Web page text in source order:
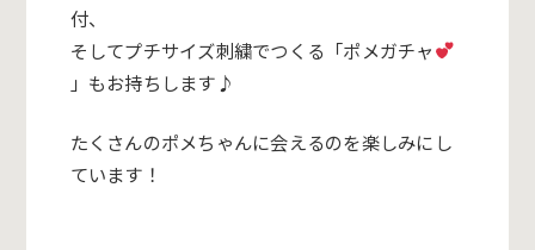
付、
そしてプチサイズ刺繍でつくる「ポメガチャ
」もお持ちします♪
たくさんのポメちゃんに会えるのを楽しみにし
ています！